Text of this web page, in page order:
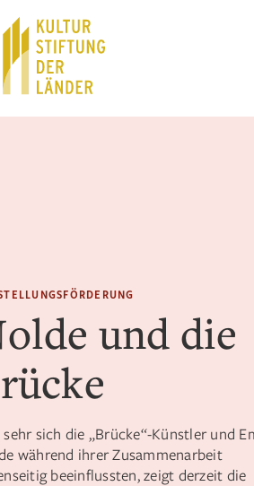
und die
sich die „Brücke“-Künstler und
während ihrer Zusammenarbeit
beeinflussten, zeigt derzeit die